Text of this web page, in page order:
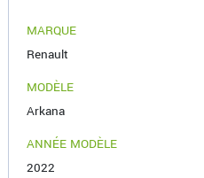
MARQUE
Renault
MODÈLE
Arkana
ANNÉE MODÈLE
2022